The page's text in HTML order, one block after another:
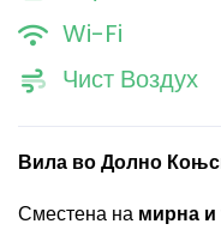
Wi-Fi
Чист Воздух
Вила во Долно
Сместена на мирна и